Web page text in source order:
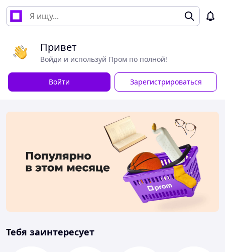
Привет
Войди и используй Пром по полной!
Войти Зарегистрироваться
Тебя заинтересует